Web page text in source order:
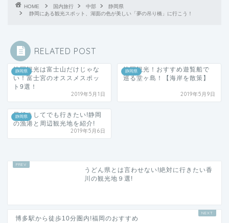
HOME 国内旅行 中部
静岡県
静岡にある観光スポット、湖面の色が美しい「夢の吊り橋」に行こう！
RELATED POST
静岡県
静岡観光は富士山だけじゃな
い！富士宮のオススメスポッ
ト9選！
2019年5月1日
静岡県
静岡観光！おすすめ遊覧船で
巡る堂ヶ島！【海岸を散策】
2019年5月9日
静岡県
早起きしてでも行きたい!静岡
の漁港と周辺観光地を紹介!
2019年5月6日
うどん県とは言わせない!絶対に行きたい香
川の観光地９選!
博多駅から徒歩10分圏内!福岡のおすすめ